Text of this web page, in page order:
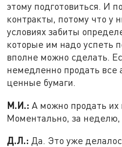
этому подготовиться. И
контракты, потому что у
условиях забиты
которые им надо успеть
вполне можно сделать.
немедленно продать все
ценные бумаги.
М.И.: А можно продать
Моментально, за неделю,
Д.Л.: Да. Это уже